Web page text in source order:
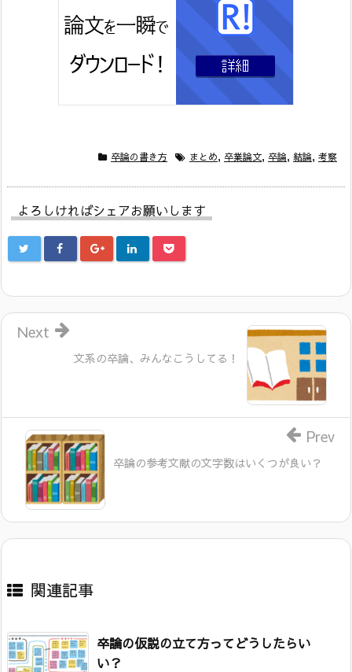
卒論の書き方 まとめ, 卒業論文, 卒論, 結論, 考察
よろしければシェアお願いします
文系の卒論、みんなこうしてる！
Next
卒論の参考文献の文字数はいくつが良い？
Prev
関連記事
卒論の仮説の立て方ってどうしたらい
い？